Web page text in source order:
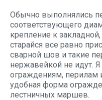
Обычно выполнялись
соответствующего
крепление к
старайся все равно
сварной шов и такие
нержавейкой не идут.
ограждениям, перилам
удобная форма
лестничных маршев.